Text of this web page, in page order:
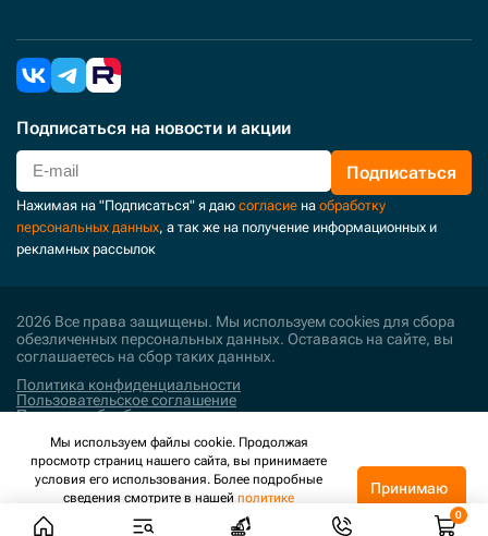
Подписаться на новости и акции
Подписаться
Нажимая на "Подписаться" я даю согласие на обработку
персональных данных, а так же на получение информационных и
рекламных рассылок
2026 Все права защищены. Мы используем cookies для сбора
обезличенных персональных данных. Оставаясь на сайте, вы
соглашаетесь на сбор таких данных.
Политика конфиденциальности
Пользовательское соглашение
Политика обработки персональных данных
Поддержка и развитие
Мы используем файлы cookie. Продолжая
просмотр страниц нашего сайта, вы принимаете
условия его использования. Более подробные
сведения смотрите в нашей политике
конфиденциальности.
Принимаю